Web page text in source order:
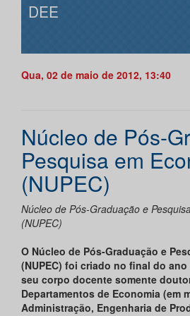
DEE
Qua, 02 de maio de 2012, 13:40
Núcleo de Pós-
Pesquisa em
(NUPEC)
Núcleo de Pós-Graduação e
(NUPEC)
O Núcleo de Pós-Graduação e
(NUPEC) foi criado no final do ano
seu corpo docente somente
Departamentos de Economia (em
Administração, Engenharia de